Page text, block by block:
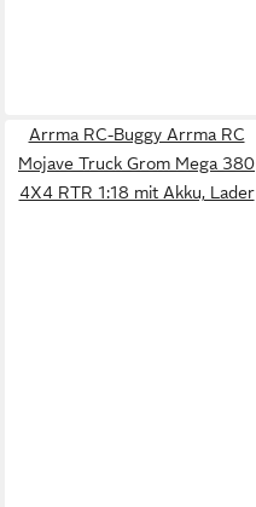
Arrma RC-Buggy Arrma RC
Mojave Truck Grom Mega 380
4X4 RTR 1:18 mit Akku, Lader